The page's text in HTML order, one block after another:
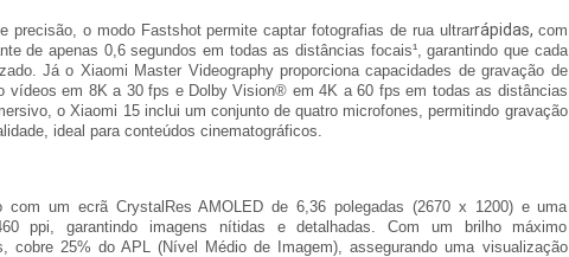
precisão, o modo Fastshot permite captar fotografias de rua ultrarrápidas, com
de apenas 0,6 segundos em todas as distâncias focais¹, garantindo que cada
Já o Xiaomi Master Videography proporciona capacidades de gravação de
vídeos em 8K a 30 fps e Dolby Vision® em 4K a 60 fps em todas as distâncias
o Xiaomi 15 inclui um conjunto de quatro microfones, permitindo gravação
ideal para conteúdos cinematográficos.
com um ecrã CrystalRes AMOLED de 6,36 polegadas (2670 x 1200) e uma
ppi, garantindo imagens nítidas e detalhadas. Com um brilho máximo
cobre 25% do APL (Nível Médio de Imagem), assegurando uma visualização